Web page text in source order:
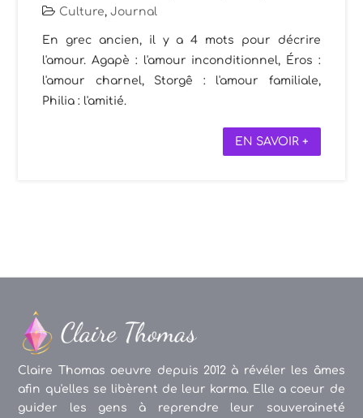
Culture,Journal
En grec ancien, il y a 4 mots pour décrire
l'amour. Agapè : l'amour inconditionnel, Éros :
l'amour charnel, Storgê : l'amour familiale,
Philia : l'amitié.
EN SAVOIR +
Claire Thomas oeuvre depuis 2012 à révéler les âmes
afin qu'elles se libèrent de leur karma. Elle a coeur de
guider les gens à reprendre leur souveraineté